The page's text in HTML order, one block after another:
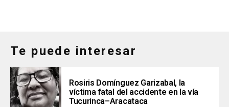
Te puede interesar
Rosiris Domínguez Garizabal, la
víctima fatal del accidente en la vía
Tucurinca–Aracataca